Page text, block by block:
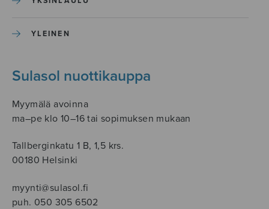
YLEINEN
Sulasol nuottikauppa
Myymälä avoinna
ma–pe klo 10–16 tai sopimuksen mukaan
Tallberginkatu 1 B, 1,5 krs.
00180 Helsinki
myynti@sulasol.fi
puh. 050 305 6502